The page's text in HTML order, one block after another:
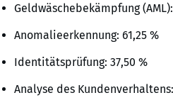
Geldwäschebekämpfung (AML):
Anomalieerkennung: 61,25 %
Identitätsprüfung: 37,50 %
Analyse des Kundenverhaltens: